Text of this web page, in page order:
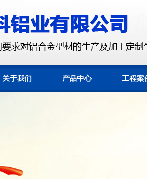
关于我们 产品中心 工程案